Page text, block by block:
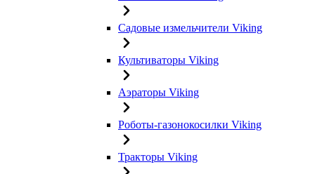
Садовые измельчители Viking
Культиваторы Viking
Аэраторы Viking
Роботы-газонокосилки Viking
Тракторы Viking